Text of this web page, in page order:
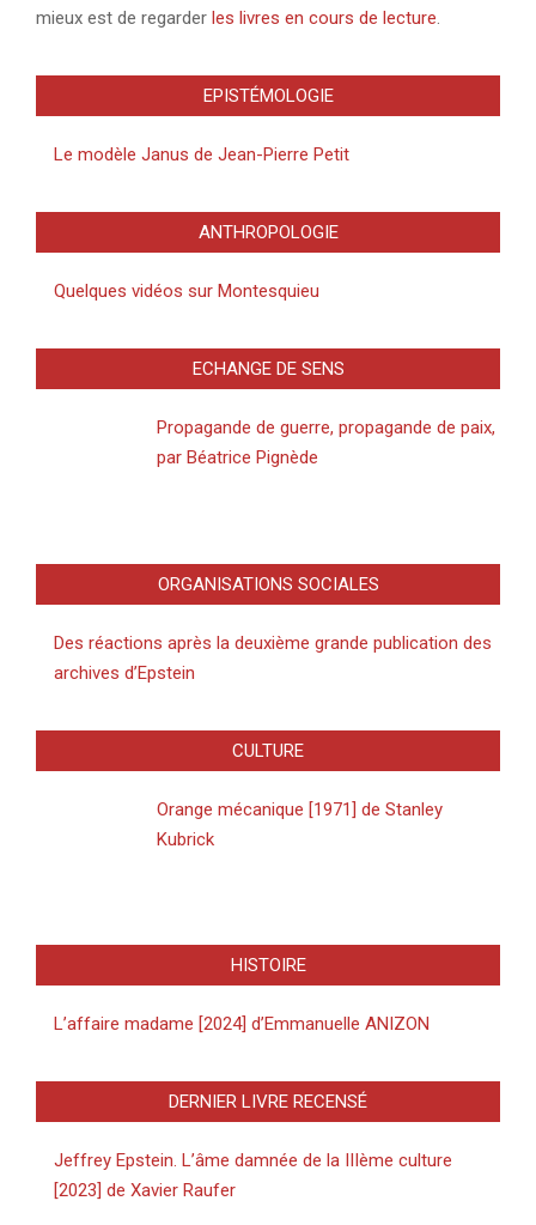
mieux est de regarder les livres en cours de lecture.
EPISTÉMOLOGIE
Le modèle Janus de Jean-Pierre Petit
ANTHROPOLOGIE
Quelques vidéos sur Montesquieu
ECHANGE DE SENS
Propagande de guerre, propagande de paix,
par Béatrice Pignède
ORGANISATIONS SOCIALES
Des réactions après la deuxième grande publication des
archives d’Epstein
CULTURE
Orange mécanique [1971] de Stanley
Kubrick
HISTOIRE
L’affaire madame [2024] d’Emmanuelle ANIZON
DERNIER LIVRE RECENSÉ
Jeffrey Epstein. L’âme damnée de la IIIème culture
[2023] de Xavier Raufer